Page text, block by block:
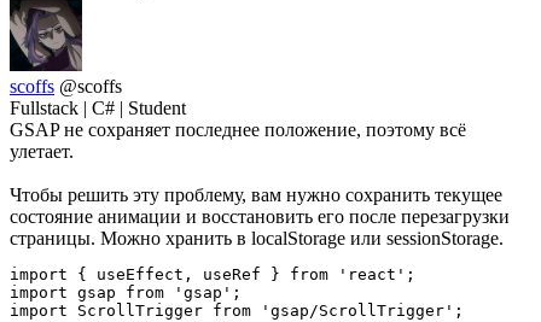
scoffs @scoffs
Fullstack | C# | Student
GSAP не сохраняет последнее положение, поэтому всё
улетает.
Чтобы решить эту проблему, вам нужно сохранить текущее
состояние анимации и восстановить его после перезагрузки
страницы. Можно хранить в localStorage или sessionStorage.
import { useEffect, useRef } from 'react';
import gsap from 'gsap';
import ScrollTrigger from 'gsap/ScrollTrigger';